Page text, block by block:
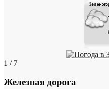
1 / 7
Железная дорога